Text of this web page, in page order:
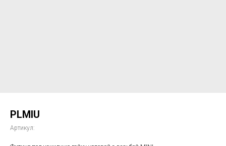
PLMIU
Артикул: